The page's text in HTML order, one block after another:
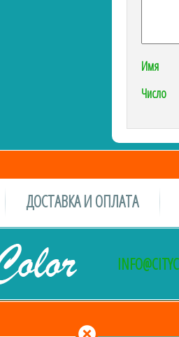
Имя
Число
ДОСТАВКА И ОПЛАТА